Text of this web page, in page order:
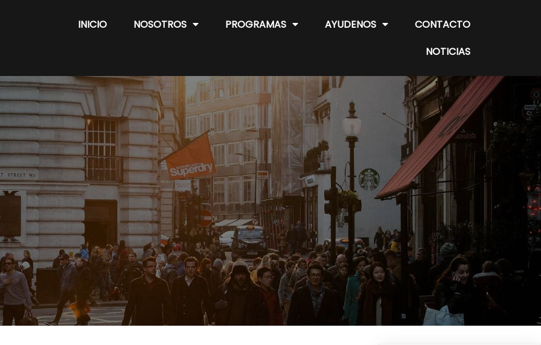
INICIO NOSOTROS PROGRAMAS AYUDENOS
CONTACTO
NOTICIAS